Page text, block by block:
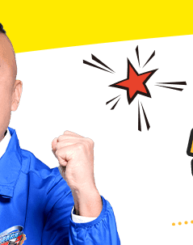
対応！！